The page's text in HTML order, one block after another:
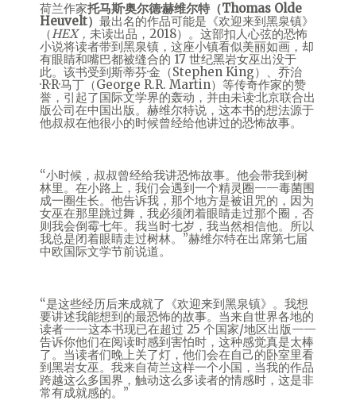
荷兰作家托马斯·奥尔德·赫维尔特（Thomas Olde
Heuvelt） 最出名的作品可能是《欢迎来到黑泉镇》
（HEX， 未读出品，2018）。这部扣人心弦的恐怖
小说将读者带到黑泉镇，这座小镇看似美丽如画，却
有眼睛和嘴巴都被缝合的 17 世纪黑岩女巫出没于
此。该书受到斯蒂芬·金（Stephen King）、乔治
·R·R·马丁（George R.R. Martin）等传奇作家的赞
誉，引起了国际文学界的轰动，并由未读·北京联合出
版公司在中国出版。赫维尔特说，这本书的想法源于
他叔叔在他很小的时候曾经给他讲过的恐怖故事。
“小时候，叔叔曾经给我讲恐怖故事。他会带我到树
林里。在小路上，我们会遇到一个精灵圈——毒菌围
成一圈生长。他告诉我，那个地方是被诅咒的，因为
女巫在那里跳过舞，我必须闭着眼睛走过那个圈，否
则我会倒霉七年。我当时七岁，我当然相信他。所以
我总是闭着眼睛走过树林。”赫维尔特在出席第七届
中欧国际文学节前说道。
“是这些经历后来成就了《欢迎来到黑泉镇》。我想
要讲述我能想到的最恐怖的故事。当来自世界各地的
读者——这本书现已在超过 25 个国家/地区出版——
告诉你他们在阅读时感到害怕时，这种感觉真是太棒
了。当读者们晚上关了灯，他们会在自己的卧室里看
到黑岩女巫。我来自荷兰这样一个小国，当我的作品
跨越这么多国界，触动这么多读者的情感时，这是非
常有成就感的。”